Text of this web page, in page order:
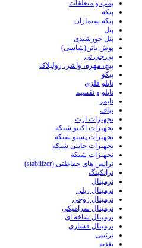
پمپ و متعلقات
پنکه
پنکه سیماران
پنل
پنل خورشیدی
پوش باتن(شاسی)
پی جی تی
پیچ، مهره، واشر، رولپلاک
پیکو
تابلو فلزی
تابلو و تقسیم
تایمر
تپاف
تجهیزات ارت
تجهیزات اکتیو شبکه
تجهیزات پسیو شبکه
تجهیزات جانبی شبکه
تجهیزات شبکه
ترانس های حفاظتی (stabilizer)
ترانکینگ
ترمینال
ترمینال ریلی
ترمینال زوجی
ترمینال سرامیکی
ترمینال شاخه ای
ترمینال فشاری
تزئینی
تغذیه